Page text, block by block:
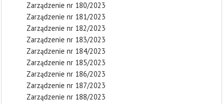
Zarządzenie nr 180/2023
Zarządzenie nr 181/2023
Zarządzenie nr 182/2023
Zarządzenie nr 183/2023
Zarządzenie nr 184/2023
Zarządzenie nr 185/2023
Zarządzenie nr 186/2023
Zarządzenie nr 187/2023
Zarządzenie nr 188/2023